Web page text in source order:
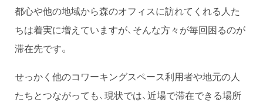
都心や他の地域から森のオフィスに訪れてくれる人た
ちは着実に増えていますが、そんな方々が毎回困るのが
滞在先です。
せっかく他のコワーキングスペース利用者や地元の人
たちとつながっても、現状では、近場で滞在できる場所